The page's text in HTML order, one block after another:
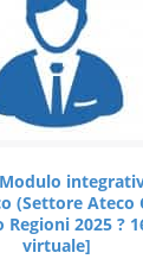
Modulo
(Settore Ateco
2025 ?
virtuale]